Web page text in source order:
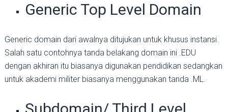
Generic Top Level Domain
Generic domain dari awalnya ditujukan untuk khusus instansi.
Salah satu contohnya tanda belakang domain ini .EDU
dengan akhiran itu biasanya digunakan pendidikan sedangkan
untuk akademi militer biasanya menggunakan tanda .ML.